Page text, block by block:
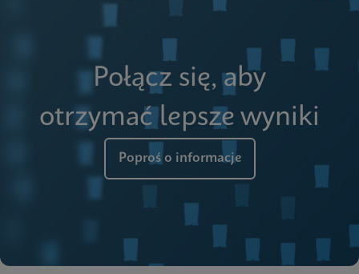
Połącz się, aby
otrzymać lepsze wyniki
Poproś o informacje